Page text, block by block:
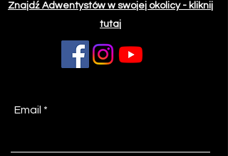
Znajdź Adwentystów w swojej okolicy - kliknij
tutaj
Email